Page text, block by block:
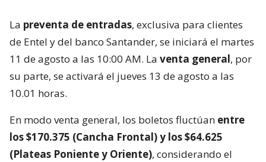
La preventa de entradas, exclusiva para clientes
de Entel y del banco Santander, se iniciará el martes
11 de agosto a las 10:00 AM. La venta general, por
su parte, se activará el jueves 13 de agosto a las
10.01 horas.
En modo venta general, los boletos fluctúan entre
los $170.375 (Cancha Frontal) y los $64.625
(Plateas Poniente y Oriente), considerando el